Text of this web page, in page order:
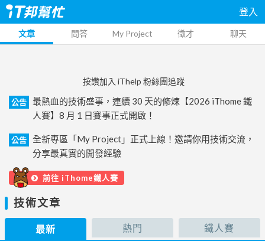
登入
文章 問答 My Project 徵才 聊天
按讚加入 iThelp 粉絲團追蹤
公告
最熱血的技術盛事，連續 30 天的修煉【2026 iThome 鐵
人賽】8 月 1 日賽事正式開啟！
公告
全新專區「My Project」正式上線！邀請你用技術交流，
分享最真實的開發經驗
前往 iThome鐵人賽
技術文章
最新 熱門 鐵人賽